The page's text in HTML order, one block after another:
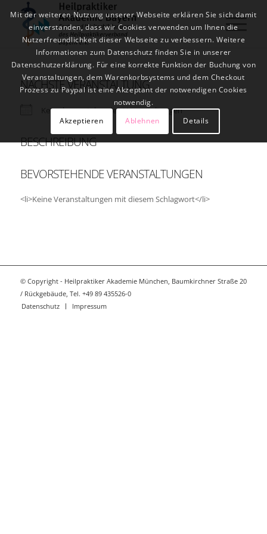
NÄCHSTE VERANSTALTUNG
Keine bevorstehenden Veranstaltungen
BESCHREIBUNG
BEVORSTEHENDE VERANSTALTUNGEN
<li>Keine Veranstaltungen mit diesem Schlagwort</li>
© Copyright - Heilpraktiker Akademie München, Baumkirchner Straße 20
/ Rückgebäude, Tel. +49 89 435526-0
Datenschutz
Impressum
Mit der weiteren Nutzung unserer Webseite erklären Sie sich damit
einverstanden, dass wir Cookies verwenden um Ihnen die
Nutzerfreundlichkeit dieser Webseite zu verbessern. Weitere
Informationen zum Datenschutz finden Sie in unserer
Datenschutzerklärung. Für eine korrekte Funktion der Buchung von
Veranstaltungen, dem Warenkorbsystems und dem Checkout
Prozess zu Paypal ist eine Akzeptant der notwendigen Cookies
notwendig.
Akzeptieren
Ablehnen Details